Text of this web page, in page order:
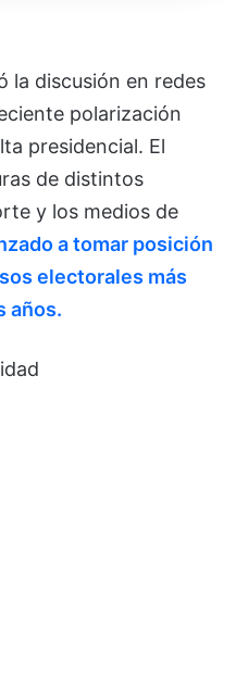
la discusión en redes
polarización
presidencial. El
de distintos
y los medios de
a tomar posición
electorales más
años.